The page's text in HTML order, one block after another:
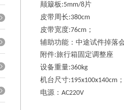
颠簸板 :5mm/8片
皮带周长:380cm
皮带宽度:76cm ；
辅助功能：中途试件掉落
附件:旅行箱固定调整座
设备重量:360kg
机台尺寸:195x100x140cm ；
电源： AC220V